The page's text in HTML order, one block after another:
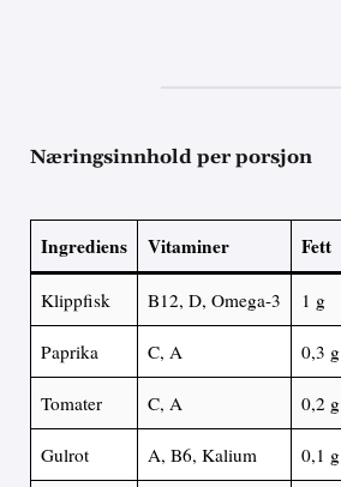
Næringsinnhold per porsjon
Ingrediens Vitaminer Fett
Klippfisk B12, D, Omega-3 1 g
Paprika C, A 0,3 g
Tomater C, A 0,2 g
Gulrot A, B6, Kalium 0,1 g